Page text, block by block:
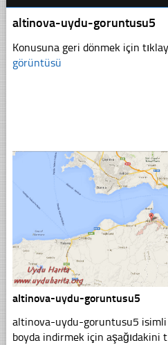
altinova-uydu-goruntusu5
Konusuna geri dönmek için
görüntüsü
altinova-uydu-goruntusu5
altinova-uydu-goruntusu5 isimli
boyda indirmek için aşağıdakini